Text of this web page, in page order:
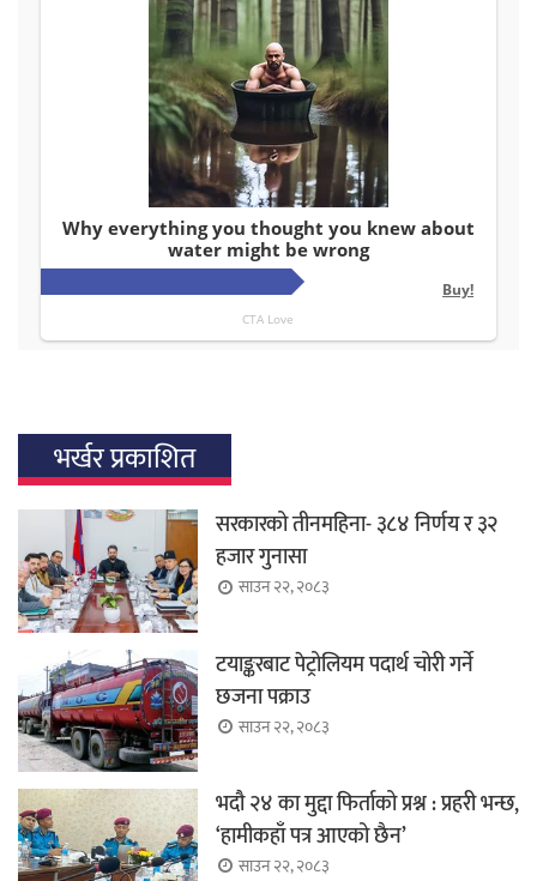
भर्खर प्रकाशित
सरकारको तीनमहिना- ३८४ निर्णय र ३२
हजार गुनासा
साउन २२, २०८३
टयाङ्करबाट पेट्रोलियम पदार्थ चोरी गर्ने
छजना पक्राउ
साउन २२, २०८३
भदौ २४ का मुद्दा फिर्ताको प्रश्न : प्रहरी भन्छ,
‘हामीकहाँ पत्र आएको छैन’
साउन २२, २०८३